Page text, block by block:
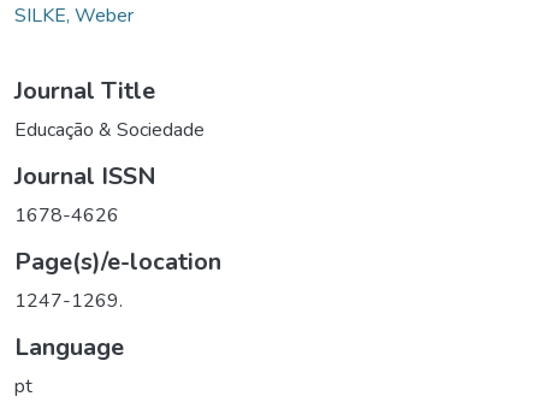
SILKE, Weber
Journal Title
Educação & Sociedade
Journal ISSN
1678-4626
Page(s)/e-location
1247-1269.
Language
pt